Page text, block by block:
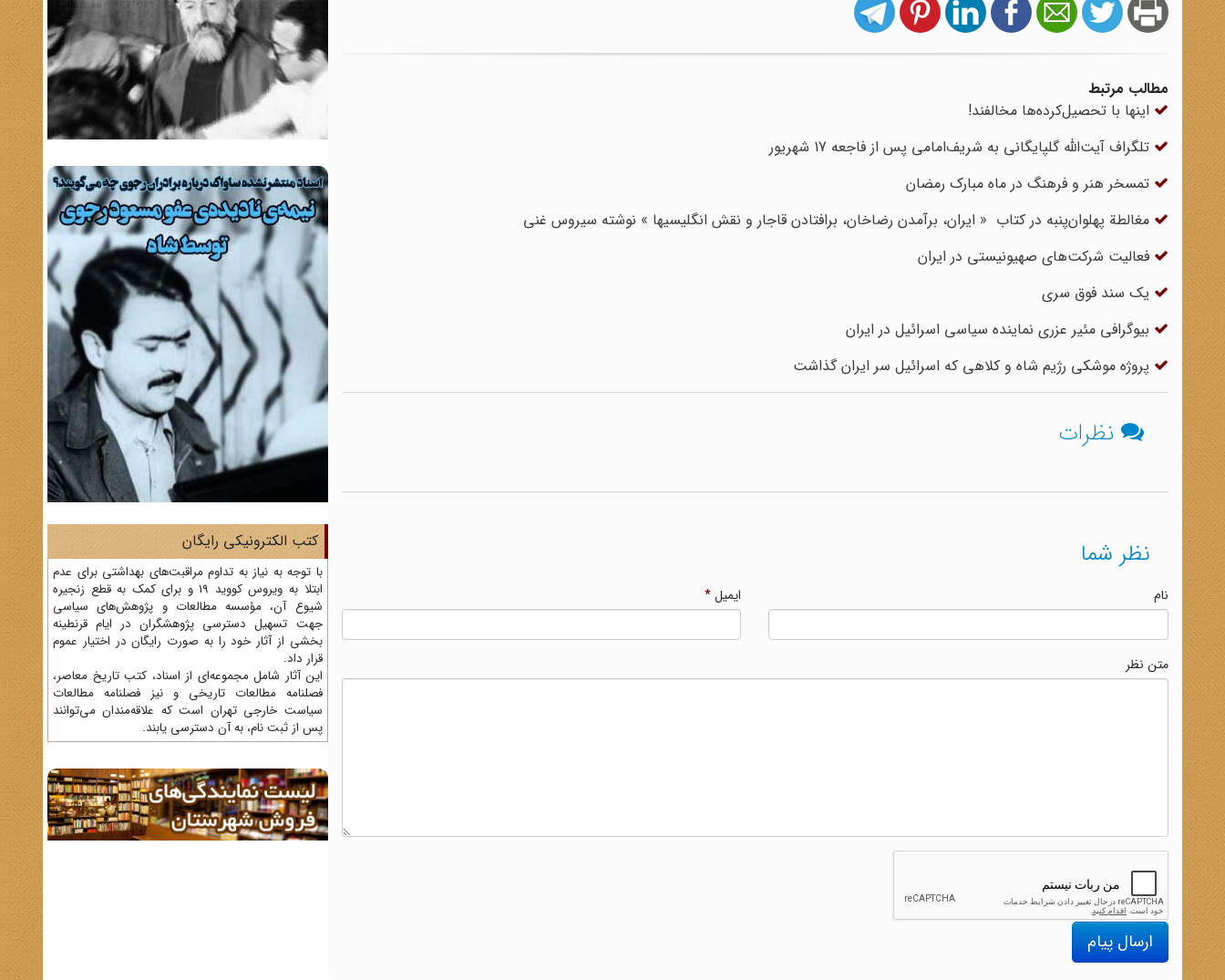
مطالب مرتبط
اینها با تحصیل‌کرده‌ها مخالفند!
تلگراف آیت‌الله گلپایگانی به شریف‌امامی پس از فاجعه 17 شهریور
تمسخر هنر و فرهنگ در ماه مبارک رمضان
مغالطة پهلوان‌پنبه در کتاب « ایران، برآمدن رضاخان، برافتادن قاجار و نقش انگلیسیها » نوشته سیروس غنی
فعالیت شرکت‌های صهیونیستی در ایران
یک سند فوق سری
بیوگرافی مئیر عزری نماینده سیاسی اسرائیل در ایران
پروژه موشکی رژیم شاه و کلاهی که اسرائیل سر ایران گذاشت
نظرات
نظر شما
نام ایمیل*
متن نظر
ارسال پیام
کتب الکترونیکی رایگان
با توجه به نیاز به تداوم مراقبت‌های بهداشتی برای عدم
ابتلا به ویروس کووید 19 و برای کمک به قطع زنجیره
شیوع آن، مؤسسه مطالعات و پژوهش‌های سیاسی
جهت تسهیل دسترسی پژوهشگران در ایام قرنطینه
بخشی از آثار خود را به صورت رایگان در اختیار عموم
قرار داد.
این آثار شامل مجموعه‌ای از اسناد، کتب تاریخ معاصر،
فصلنامه‌ مطالعات تاریخی و نیز فصلنامه مطالعات
سیاست خارجی تهران است که علاقه‌مندان می‌توانند
پس از ثبت نام، به آن دسترسی یابند.